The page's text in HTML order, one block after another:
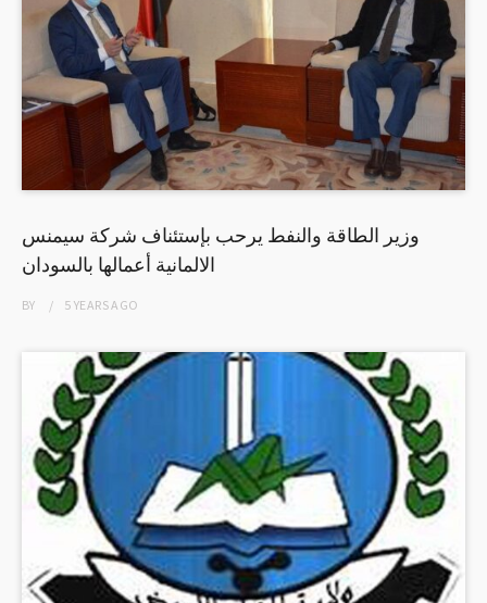
وزير الطاقة والنفط يرحب بإستئناف شركة سيمنس
الالمانية أعمالها بالسودان
BY 5 YEARSAGO